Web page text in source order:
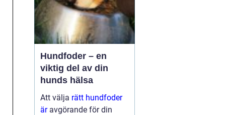
Hundfoder – en
viktig del av din
hunds hälsa
Att välja rätt hundfoder
äravgörande för din